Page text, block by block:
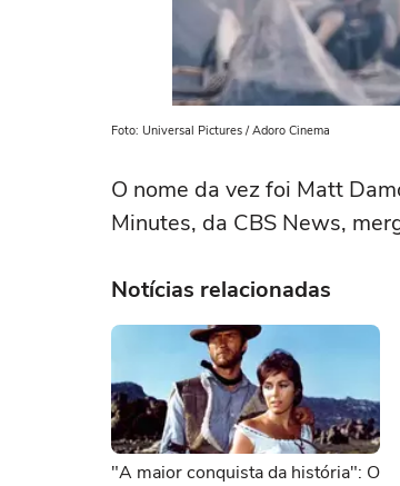
Foto: Universal Pictures / Adoro Cinema
O nome da vez foi Matt
Minutes, da CBS News,
Notícias relacionadas
"A maior conquista da história": O